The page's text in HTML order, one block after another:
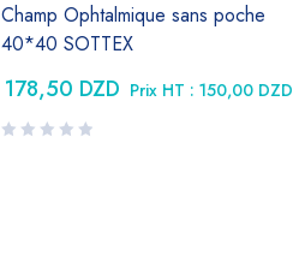
Champ Ophtalmique sans poche
40*40 SOTTEX
178,50 DZD Prix HT : 150,00 DZD